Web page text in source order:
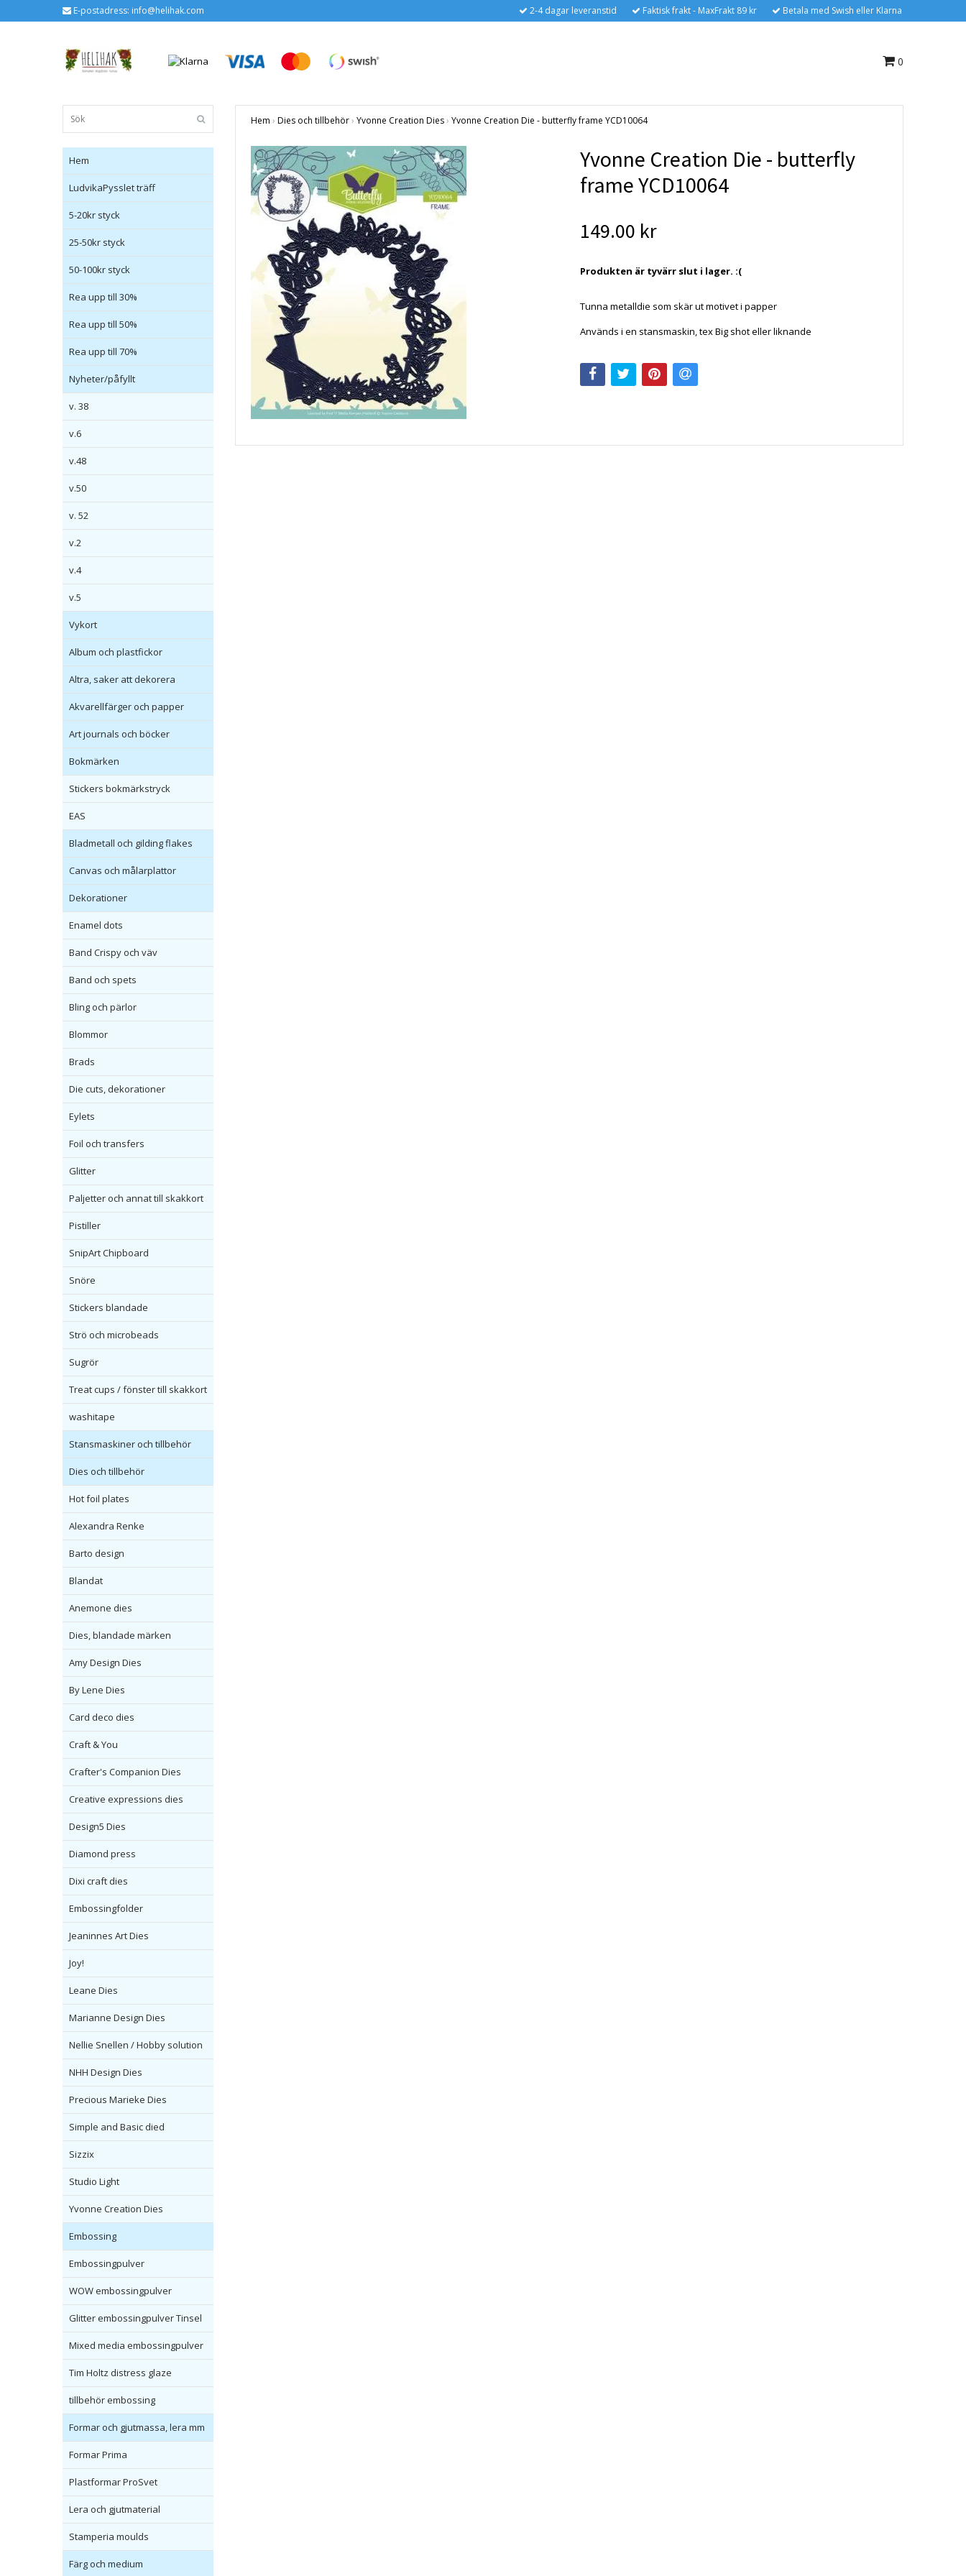
E-postadress: info@helihak.com 2-4 dagar leveranstid Faktisk frakt - MaxFrakt 89 kr Betala med Swish eller Klarna
0
Hem
LudvikaPysslet träff
5-20kr styck
25-50kr styck
50-100kr styck
Rea upp till 30%
Rea upp till 50%
Rea upp till 70%
Nyheter/påfyllt
v. 38
v.6
v.48
v.50
v. 52
v.2
v.4
v.5
Vykort
Album och plastfickor
Altra, saker att dekorera
Akvarellfärger och papper
Art journals och böcker
Bokmärken
Stickers bokmärkstryck
EAS
Bladmetall och gilding flakes
Canvas och målarplattor
Dekorationer
Enamel dots
Band Crispy och väv
Band och spets
Bling och pärlor
Blommor
Brads
Die cuts, dekorationer
Eylets
Foil och transfers
Glitter
Paljetter och annat till skakkort
Pistiller
SnipArt Chipboard
Snöre
Stickers blandade
Strö och microbeads
Sugrör
Treat cups / fönster till skakkort
washitape
Stansmaskiner och tillbehör
Dies och tillbehör
Hot foil plates
Alexandra Renke
Barto design
Blandat
Anemone dies
Dies, blandade märken
Amy Design Dies
By Lene Dies
Card deco dies
Craft & You
Crafter's Companion Dies
Creative expressions dies
Design5 Dies
Diamond press
Dixi craft dies
Embossingfolder
Jeaninnes Art Dies
Joy!
Leane Dies
Marianne Design Dies
Nellie Snellen / Hobby solution
NHH Design Dies
Precious Marieke Dies
Simple and Basic died
Sizzix
Studio Light
Yvonne Creation Dies
Embossing
Embossingpulver
WOW embossingpulver
Glitter embossingpulver Tinsel
Mixed media embossingpulver
Tim Holtz distress glaze
tillbehör embossing
Formar och gjutmassa, lera mm
Formar Prima
Plastformar ProSvet
Lera och gjutmaterial
Stamperia moulds
Färg och medium
Hem › Dies och tillbehör› Yvonne Creation Dies› Yvonne Creation Die - butterfly frame YCD10064
Yvonne Creation Die - butterfly
frame YCD10064
149.00 kr
Produkten är tyvärr slut i lager. :(
Tunna metalldie som skär ut motivet i papper
Används i en stansmaskin, tex Big shot eller liknande